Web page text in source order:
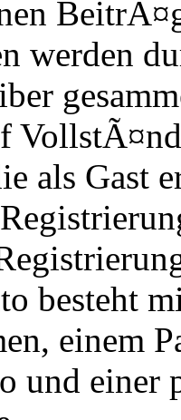
werden
als Gast
besteht
einem
und